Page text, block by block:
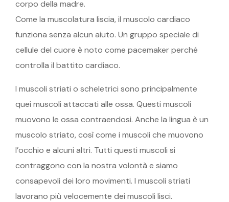
corpo della madre.
Come la muscolatura liscia, il muscolo cardiaco
funziona senza alcun aiuto. Un gruppo speciale di
cellule del cuore è noto come pacemaker perché
controlla il battito cardiaco.
I muscoli striati o scheletrici sono principalmente
quei muscoli attaccati alle ossa. Questi muscoli
muovono le ossa contraendosi. Anche la lingua è un
muscolo striato, così come i muscoli che muovono
l’occhio e alcuni altri. Tutti questi muscoli si
contraggono con la nostra volontà e siamo
consapevoli dei loro movimenti. I muscoli striati
lavorano più velocemente dei muscoli lisci.